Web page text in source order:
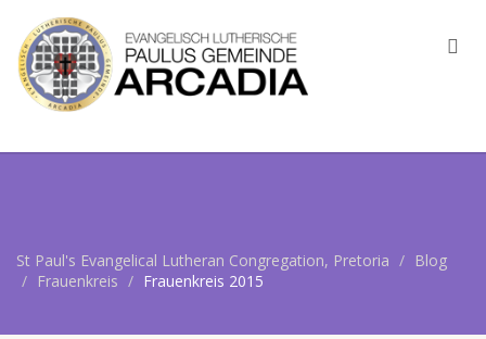
St Paul's Evangelical Lutheran Congregation, Pretoria
Blog
Frauenkreis
Frauenkreis 2015